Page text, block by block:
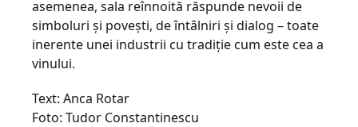
asemenea, sala reînnoită răspunde nevoii de
simboluri şi poveşti, de întâlniri şi dialog – toate
inerente unei industrii cu tradiţie cum este cea a
vinului.
Text: Anca Rotar
Foto: Tudor Constantinescu